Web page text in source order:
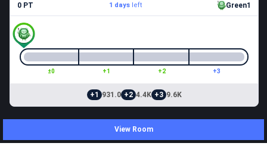
0 PT 1 daysleft Green1
±0 +1 +2 +3
+1 931.0 +2 4.4K +3 9.6K
View Room